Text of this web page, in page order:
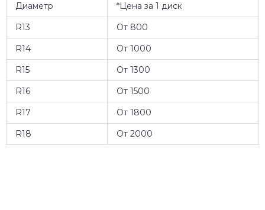
Диаметр
*Цена за 1 диск
R13
От 800
R14
От 1000
R15
От 1300
R16
От 1500
R17
От 1800
R18
От 2000